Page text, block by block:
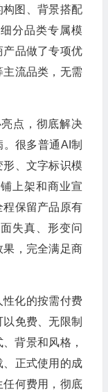
图、背景搭配
分品类专属模
品做了专项优
流品类，无需
点，彻底解决
很多普通AI制
形、文字标识模
上架和商业宣
保留产品原有
失真、形变问
，完全满足商
化的按需付费
免费、无限制
背景和风格，
正式使用的成
何费用，彻底